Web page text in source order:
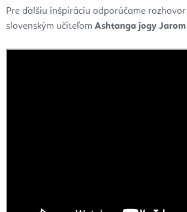
Pre ďalšiu inšpiráciu odporúčame
slovenským učiteľom Ashtanga jogy Jarom